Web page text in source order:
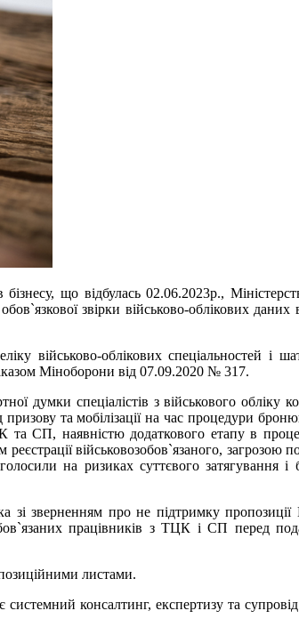
що відбулась 02.06.2023р.,
звірки військово-облікових даних
військово-облікових спеціальностей і
Міноборони від 07.09.2020 № 317.
думки спеціалістів з військового обліку
та мобілізації на час процедури
та СП, наявністю додаткового етапу в
військовозобов`язаного, загрозою
на ризиках суттєвого затягування і
зверненням про не підтримку пропозиції
працівників з ТЦК і СП перед
позиційними листами.
системний консалтинг, експертизу та